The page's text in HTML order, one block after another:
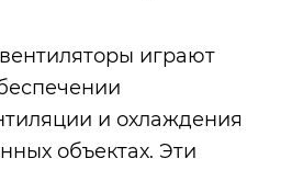
играют
и охлаждения
объектах. Эти